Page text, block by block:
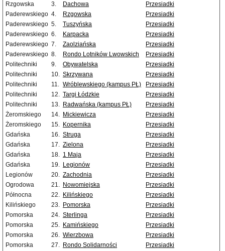
Rzgowska
3. Dachowa
Przesiadki
Paderewskiego 4. Rzgowska
Przesiadki
Paderewskiego 5. Tuszyńska
Przesiadki
Paderewskiego 6. Karpacka
Przesiadki
Paderewskiego 7. Zaolziańska
Przesiadki
Paderewskiego 8. Rondo Lotników Lwowskich
Przesiadki
Politechniki
9. Obywatelska
Przesiadki
Politechniki
10. Skrzywana
Przesiadki
Politechniki
11. Wróblewskiego (kampus PŁ)
Przesiadki
Politechniki
12. Targi Łódzkie
Przesiadki
Politechniki
13. Radwańska (kampus PŁ)
Przesiadki
Żeromskiego
14. Mickiewicza
Przesiadki
Żeromskiego
15. Kopernika
Przesiadki
Gdańska
16. Struga
Przesiadki
Gdańska
17. Zielona
Przesiadki
Gdańska
18. 1 Maja
Przesiadki
Gdańska
19. Legionów
Przesiadki
Legionów
20. Zachodnia
Przesiadki
Ogrodowa
21. Nowomiejska
Przesiadki
Północna
22. Kilińskiego
Przesiadki
Kilińskiego
23. Pomorska
Przesiadki
Pomorska
24. Sterlinga
Przesiadki
Pomorska
25. Kamińskiego
Przesiadki
Pomorska
26. Wierzbowa
Przesiadki
Pomorska
27. Rondo Solidarności
Przesiadki